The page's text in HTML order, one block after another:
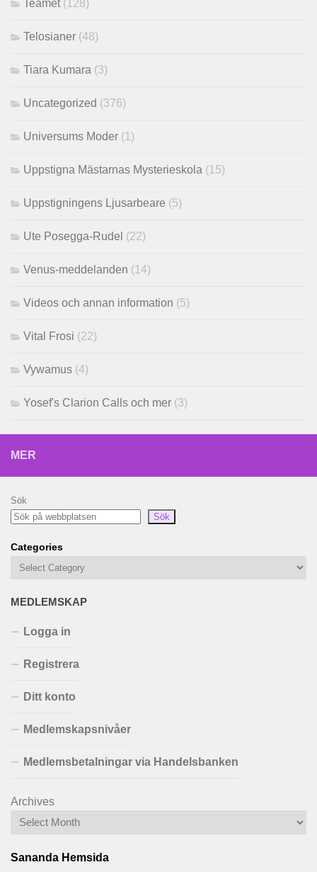
Teamet (128)
Telosianer (48)
Tiara Kumara (3)
Uncategorized (376)
Universums Moder (1)
Uppstigna Mästarnas Mysterieskola (15)
Uppstigningens Ljusarbeare (5)
Ute Posegga-Rudel (22)
Venus-meddelanden (14)
Videos och annan information (5)
Vital Frosi (22)
Vywamus (4)
Yosef's Clarion Calls och mer (3)
MER
Sök
Sök
Categories
MEDLEMSKAP
Logga in
Registrera
Ditt konto
Medlemskapsnivåer
Medlemsbetalningar via Handelsbanken
Archives
Sananda Hemsida